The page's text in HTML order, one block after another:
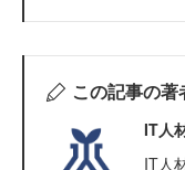
この記事の著
IT人
IT⼈